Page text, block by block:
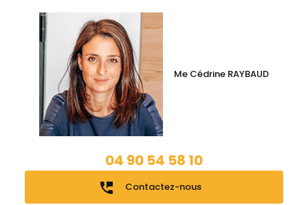
Me Cédrine RAYBAUD
04 90 54 58 10
perm_phone_msg Contactez-nous